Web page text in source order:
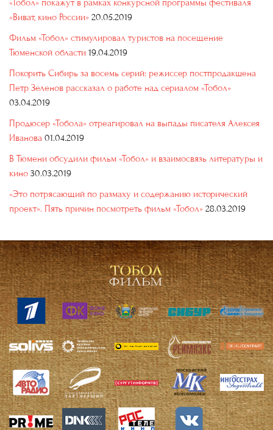
«Тобол» покажут в рамках конкурсной программы фестиваля
«Виват, кино России» 20.05.2019
Фильм «Тобол» стимулировал туристов на посещение
Тюменской области 19.04.2019
Покорить Сибирь за восемь серий: режиссер постпродакшена
Петр Зеленов рассказал о работе над сериалом «Тобол»
03.04.2019
Продюсер «Тобола» отреагировал на выпады писателя Алексея
Иванова 01.04.2019
В Тюмени обсудили фильм «Тобол» и взаимосвязь литературы и
кино 30.03.2019
«Это потрясающий по размаху и содержанию исторический
проект». Пять причин посмотреть фильм «Тобол» 28.03.2019